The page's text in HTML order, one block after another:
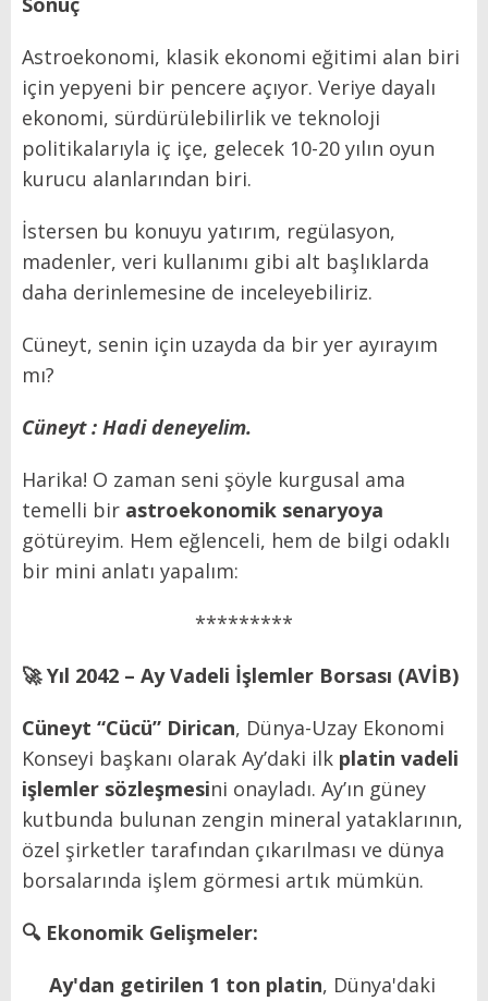
Astroekonomi, klasik ekonomi eğitimi alan biri
için yepyeni bir pencere açıyor. Veriye dayalı
ekonomi, sürdürülebilirlik ve teknoloji
politikalarıyla iç içe, gelecek 10-20 yılın oyun
kurucu alanlarından biri.
İstersen bu konuyu yatırım, regülasyon,
madenler, veri kullanımı gibi alt başlıklarda
daha derinlemesine de inceleyebiliriz.
Cüneyt, senin için uzayda da bir yer ayırayım
mı?
Cüneyt : Hadi deneyelim.
Harika! O zaman seni şöyle kurgusal ama
temelli bir astroekonomik senaryoya
götüreyim. Hem eğlenceli, hem de bilgi odaklı
bir mini anlatı yapalım:
*********
🚀Yıl 2042 – Ay Vadeli İşlemler Borsası (AVİB)
Cüneyt “Cücü” Dirican, Dünya-Uzay Ekonomi
Konseyi başkanı olarak Ay’daki ilk platin vadeli
işlemler sözleşmesini onayladı. Ay’ın güney
kutbunda bulunan zengin mineral yataklarının,
özel şirketler tarafından çıkarılması ve dünya
borsalarında işlem görmesi artık mümkün.
🔍Ekonomik Gelişmeler:
Ay'dan getirilen 1 ton platin, Dünya'daki